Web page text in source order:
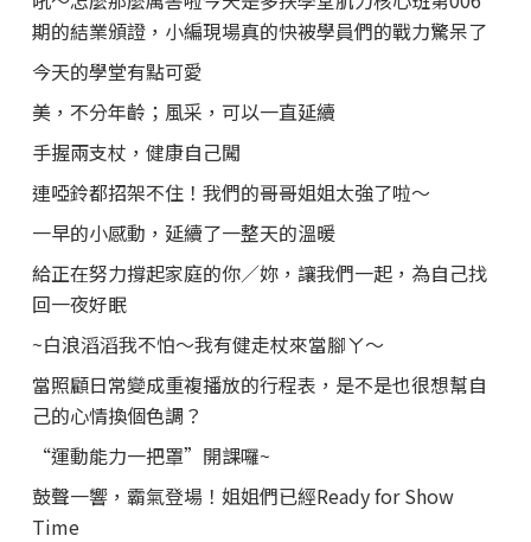
期的結業頒證，小編現場真的快被學員們的戰力驚呆了
今天的學堂有點可愛
美，不分年齡；風采，可以一直延續
手握兩支杖，健康自己闖
連啞鈴都招架不住！我們的哥哥姐姐太強了啦～
一早的小感動，延續了一整天的溫暖
給正在努力撐起家庭的你／妳，讓我們一起，為自己找
回一夜好眠
~白浪滔滔我不怕～我有健走杖來當腳ㄚ～
當照顧日常變成重複播放的行程表，是不是也很想幫自
己的心情換個色調？
“運動能力一把罩”開課囉~
鼓聲一響，霸氣登場！姐姐們已經Ready for Show
Time